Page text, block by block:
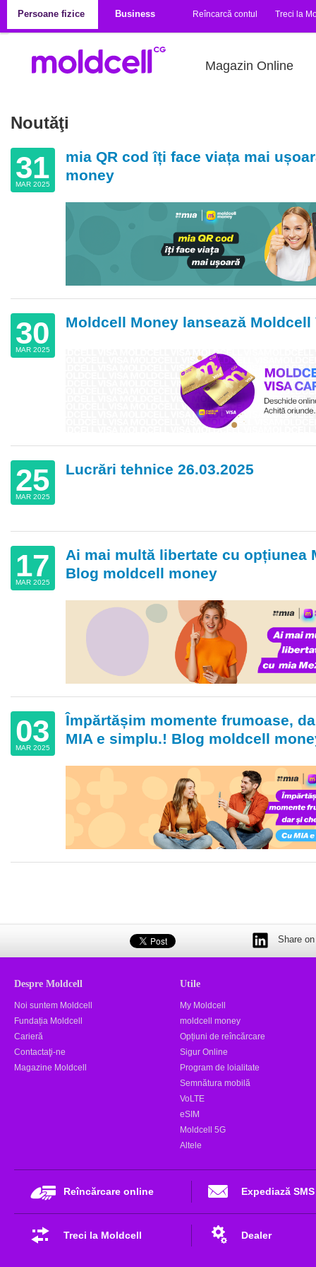
Persoane fizice
Business Reîncarcă contul Treci la
Magazin Online
Noutăţi
31
MAR 2025
mia QR cod îți face viața mai
money
30
MAR 2025
Moldcell Money lansează Moldcell
25
MAR 2025
Lucrări tehnice 26.03.2025
17
MAR 2025
Ai mai multă libertate cu opțiunea
Blog moldcell money
03
MAR 2025
Împărtășim momente frumoase,
MIA e simplu.! Blog moldcell
Share
Despre Moldcell
Noi suntem Moldcell
Fundația Moldcell
Carieră
Contactaţi-ne
Magazine Moldcell
Utile
My Moldcell
moldcell money
Opțiuni de reîncărcare
Sigur Online
Program de loialitate
Semnătura mobilă
VoLTE
eSIM
Moldcell 5G
Altele
Reîncărcare online Expediază SMS
Treci la Moldcell Dealer